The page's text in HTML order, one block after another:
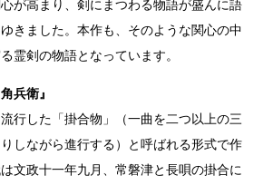
が高まり、剣にまつわる物語が盛んに語
きました。本作も、そのような関心の中
霊剣の物語となっています。
兵衛』
行した「掛合物」（一曲を二つ以上の三
しながら進行する）と呼ばれる形式で作
文政十一年九月、常磐津と長唄の掛合に